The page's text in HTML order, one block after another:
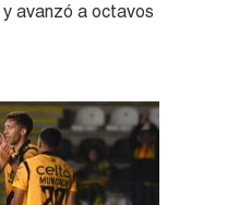
avanzó a octavos